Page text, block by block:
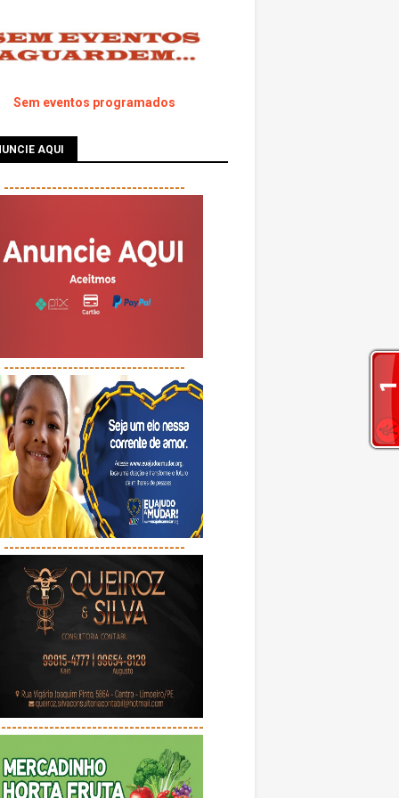
Sem eventos programados
AQUI
----------------------------------
----------------------------------
----------------------------------